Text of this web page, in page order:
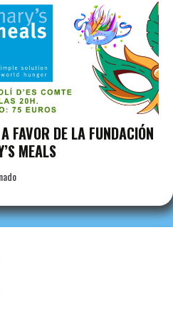
FAVOR DE LA FUNDACIÓN
MEALS